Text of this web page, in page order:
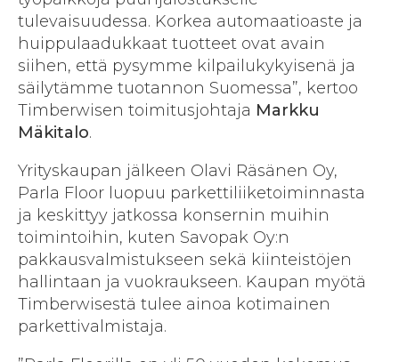
tulevaisuudessa. Korkea automaatioaste ja
huippulaadukkaat tuotteet ovat avain
siihen, että pysymme kilpailukykyisenä ja
säilytämme tuotannon Suomessa”, kertoo
Timberwisen toimitusjohtaja Markku
Mäkitalo.
Yrityskaupan jälkeen Olavi Räsänen Oy,
Parla Floor luopuu parkettiliiketoiminnasta
ja keskittyy jatkossa konsernin muihin
toimintoihin, kuten Savopak Oy:n
pakkausvalmistukseen sekä kiinteistöjen
hallintaan ja vuokraukseen. Kaupan myötä
Timberwisestä tulee ainoa kotimainen
parkettivalmistaja.